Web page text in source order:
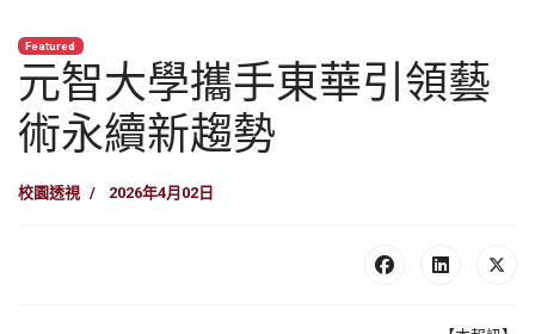
Featured
元智大學攜手東華引領藝
術永續新趨勢
校園透視 2026年4月02日